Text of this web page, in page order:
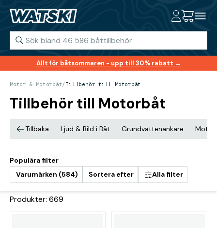
Allt för båtsommaren - upp till 30% rabatt →
Motor & Motorbåt/Tillbehör till Motorbåt
Tillbehör till Motorbåt
Tillbaka Ljud & Bild i Båt Grundvattenankare
Populära filter
Varumärken (584)
Sortera efter Alla filter
Produkter: 669